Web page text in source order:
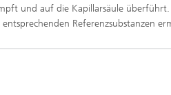
und auf die Kapillarsäule
Referenzsubstanzen